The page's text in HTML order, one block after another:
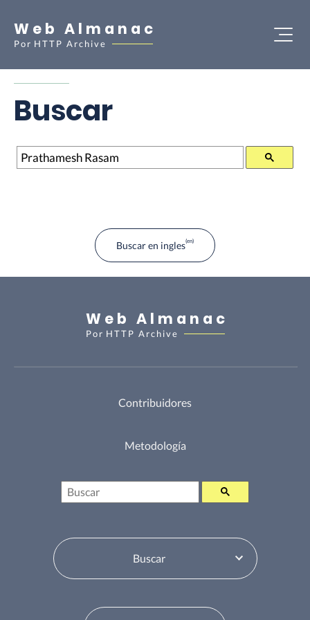
Web Almanac
Por HTTP Archive
Buscar
Buscar
Buscar en ingles
Web Almanac
Por HTTP Archive
Contribuidores
Metodología
Buscar
Selector de tabla de contenidos